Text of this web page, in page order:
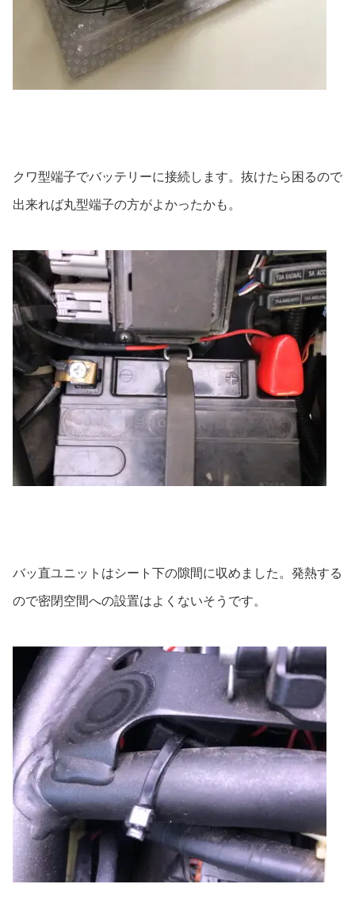
クワ型端子でバッテリーに接続します。抜けたら困るので
出来れば丸型端子の方がよかったかも。
バッ直ユニットはシート下の隙間に収めました。発熱する
ので密閉空間への設置はよくないそうです。